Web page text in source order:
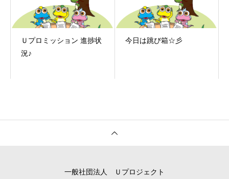
Ｕプロミッション 進捗状
況♪
今日は跳び箱☆彡
一般社団法人 Ｕプロジェクト